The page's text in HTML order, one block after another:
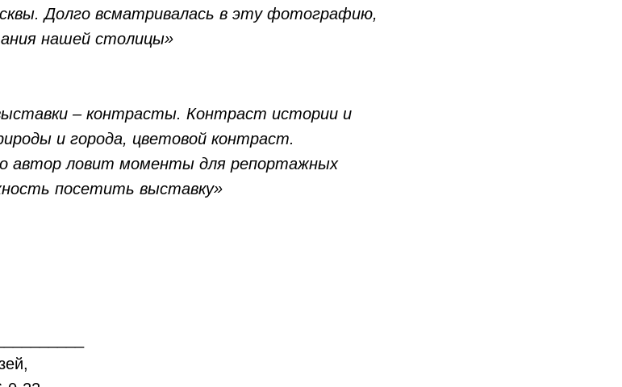
Долго всматривалась в эту фотографию,
нашей столицы»
– контрасты. Контраст истории и
и города, цветовой контраст.
автор ловит моменты для репортажных
посетить выставку»